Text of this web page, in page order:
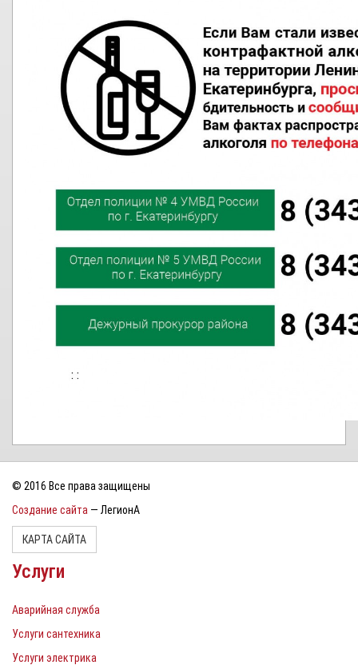
© 2016 Все права защищены
Создание сайта — ЛегионА
КАРТА САЙТА
Услуги
Аварийная служба
Услуги сантехника
Услуги электрика